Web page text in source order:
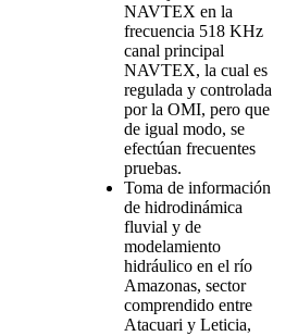
NAVTEX en la
frecuencia 518 KHz
canal principal
NAVTEX, la cual es
regulada y controlada
por la OMI, pero que
de igual modo, se
efectúan frecuentes
pruebas.
Toma de información
de hidrodinámica
fluvial y de
modelamiento
hidráulico en el río
Amazonas, sector
comprendido entre
Atacuari y Leticia,